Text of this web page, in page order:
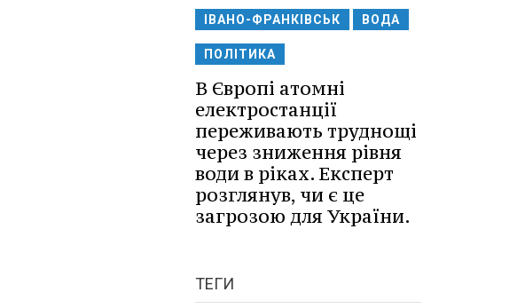
ІВАНО-ФРАНКІВСЬК ВОДА
ПОЛІТИКА
В Європі атомні
електростанції
переживають труднощі
через зниження рівня
води в ріках. Експерт
розглянув, чи є це
загрозою для України.
ТЕГИ